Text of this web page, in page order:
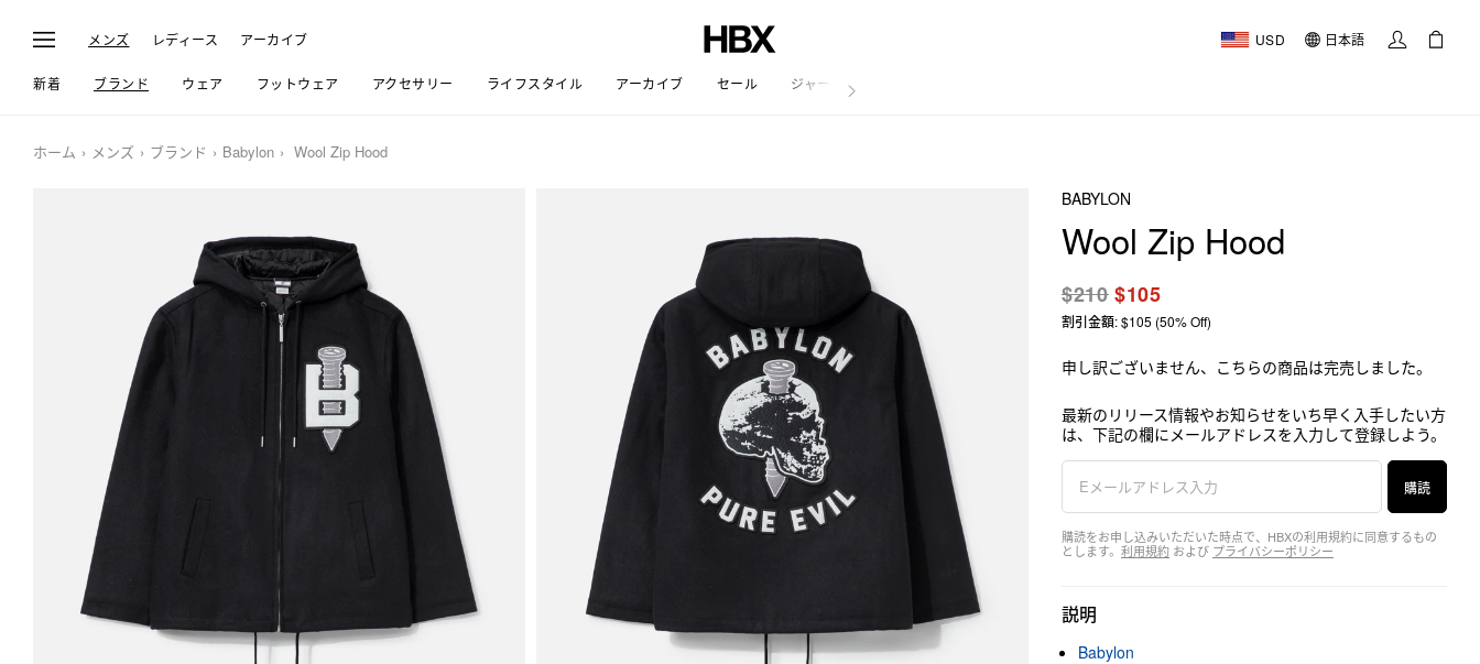
メンズ レディース アーカイブ USD 日本語
新着 ブランド ウェア フットウェア アクセサリー ライフスタイル アーカイブ セール ジャーナル
ホーム メンズ ブランド Babylon Wool Zip Hood
BABYLON
Wool Zip Hood
$210$105
割引金額: $105 (50% Off)
申し訳ございません、こちらの商品は完売しました。
最新のリリース情報やお知らせをいち早く入手したい方
は、下記の欄にメールアドレスを入力して登録しよう。
購読
購読をお申し込みいただいた時点で、HBXの利用規約に同意するもの
とします。 利用規約 および プライバシーポリシー
説明
Babylon